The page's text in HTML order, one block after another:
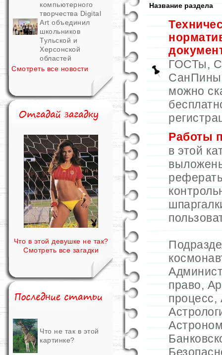
компьютерного
творчества Digital
Art объединил
школьников
Тульской и
Херсонской
областей
Смотреть все новости
Что в этой девушке не так?
Смотреть все загадки
Что не так в этой
картинке?
Название раздела
ГОСТы,
СанПины
можно
Работы
в этой
право,
процесс,